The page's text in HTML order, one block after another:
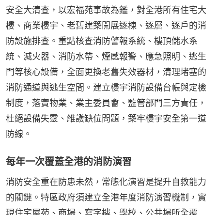
安全大清查，以宏福苑事故為鑑，對全港所有住宅大
樓、商業樓宇、老舊建築開展逐棟、逐層、逐戶的消
防設施排查。重點核查消防警報系統、樓頂儲水系
統、滅火器、消防水帶、煙感報警、應急照明、逃生
門等核心設備，全面更換老舊失效器材，清理堵塞的
消防通道與逃生空間。建立樓宇消防設備台帳與定檢
制度，落實物業、業主委員會、監管部門三方責任，
杜絕設備失靈、維護缺位問題，築牢樓宇安全第一道
防線。
每年一次覆蓋全港的消防演習
消防安全重在防患未然，常態化演習是提升自救能力
的關鍵。特區政府須建立全港年度消防演習機制，實
現住宅屋苑、商場、寫字樓、學校、公共場所全覆